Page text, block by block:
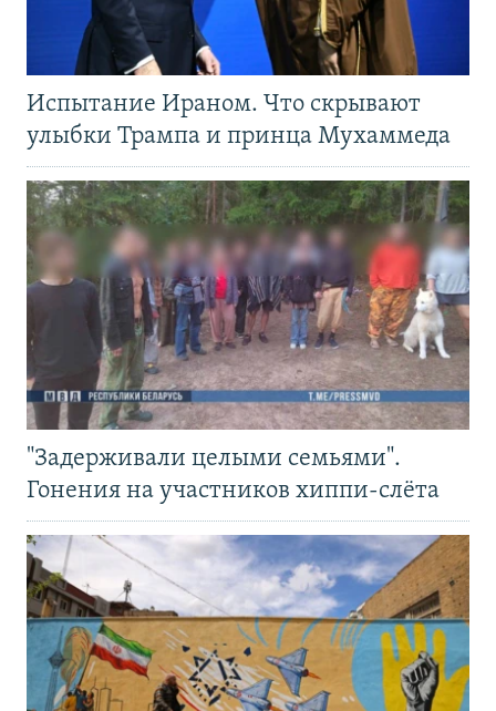
Испытание Ираном. Что скрывают
улыбки Трампа и принца Мухаммеда
"Задерживали целыми семьями".
Гонения на участников хиппи-слёта